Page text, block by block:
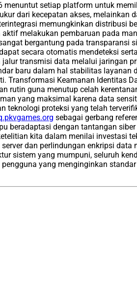
setiap platform untuk
dari kecepatan akses,
memungkinkan distribusi
melakukan pembaruan pada
bergantung pada transparansi
secara otomatis mendeteksi
transmisi data melalui jaringan
baru dalam hal stabilitas
Transformasi Keamanan Identitas
rutin guna menutup celah
yang maksimal karena data
proteksi yang telah
sebagai gerbang
beradaptasi dengan tantangan
kita dalam menilai investasi
dan perlindungan enkripsi
sistem yang mumpuni, seluruh
yang menginginkan